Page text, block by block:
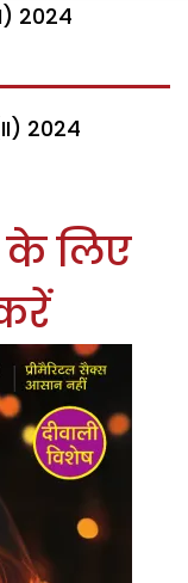
2024
2024
लिए